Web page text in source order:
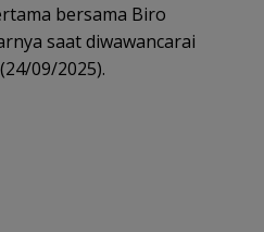
bersama Biro
saat diwawancarai
09/2025).